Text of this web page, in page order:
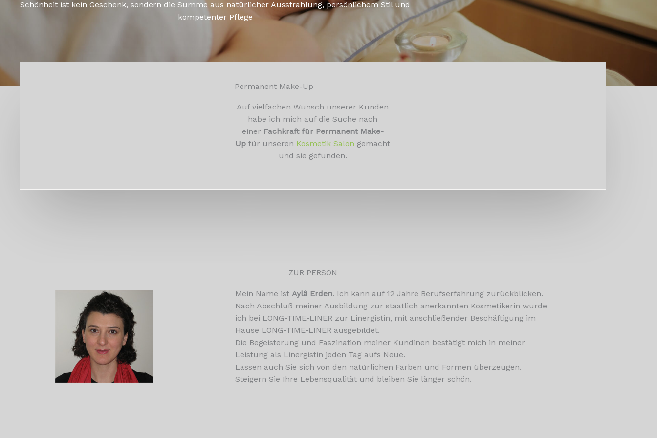
Schönheit ist kein Geschenk, sondern die Summe aus natürlicher Ausstrahlung, persönlichem Stil und
kompetenter Pflege
Permanent Make-Up
Auf vielfachen Wunsch unserer Kunden
habe ich mich auf die Suche nach
einer Fachkraft für Permanent Make-
Up für unseren Kosmetik Salon gemacht
und sie gefunden.
ZUR PERSON
Mein Name istAylâ Erden. Ich kann auf 12 Jahre Berufserfahrung zurückblicken.
Nach Abschluß meiner Ausbildung zur staatlich anerkannten Kosmetikerin wurde
ich bei LONG-TIME-LINER zur Linergistin, mit anschließender Beschäftigung im
Hause LONG-TIME-LINER ausgebildet.
Die Begeisterung und Faszination meiner Kundinen bestätigt mich in meiner
Leistung als Linergistin jeden Tag aufs Neue.
Lassen auch Sie sich von den natürlichen Farben und Formen überzeugen.
Steigern Sie Ihre Lebensqualität und bleiben Sie länger schön.